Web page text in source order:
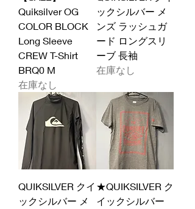
Quiksilver OG
COLOR BLOCK
Long Sleeve
CREW T-Shirt
BRQ0 M
在庫なし
ックシルバー メ
ンズ ラッシュガ
ード ロングスリ
ーブ 長袖
在庫なし
QUIKSILVER クイ
ックシルバー メ
★QUIKSILVER ク
イックシルバー